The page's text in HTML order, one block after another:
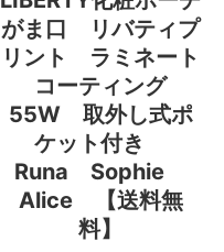
がま口 リバティプ
リント ラミネート
コーティング
55W 取外し式ポ
ケット付き
Runa Sophie
Alice 【送料無
料】